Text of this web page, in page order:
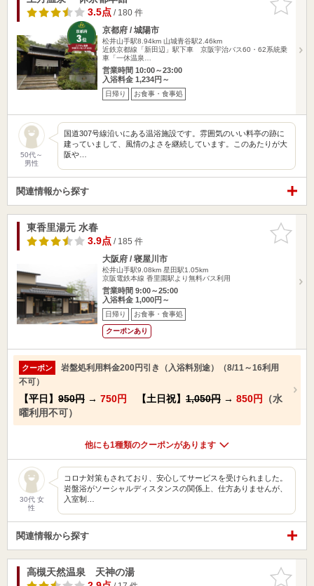
りに追加
3.5点/ 180 件
京都府 / 城陽市
松井山手駅8.94km 山城青谷駅2.46km
近鉄京都線「新田辺」駅下車 京阪宇治バス60・62系統乗
車「一休温泉…
営業時間 10:00～23:00
入浴料金 1,234円～
日帰り お食事・食事処
50代～
男性
国道307号線沿いにある温浴施設です。雰囲気のいい料亭の跡に
建っていまして、風情のよさを継続しています。このあたりが大
阪や…
関連情報から探す
お気に入
りに追加
東香里湯元 水春
3.9点/ 185 件
大阪府 / 寝屋川市
松井山手駅9.08km 星田駅1.05km
京阪電鉄本線 香里園駅より無料バス利用
営業時間 9:00～25:00
入浴料金 1,000円～
日帰り お食事・食事処
クーポンあり
クーポン
岩盤処利用料金200円引き（入浴料別途）（8/11～16利用
不可）
【平日】 950円 → 750円 【土日祝】 1,050円 → 850円
（水
曜利用不可）
他にも1種類のクーポンがあります
30代 女
性
コロナ対策もされており、安心してサービスを受けられました。
岩盤浴がソーシャルディスタンスの関係上、仕方ありませんが、
入室制…
関連情報から探す
お気に入
りに追加
高槻天然温泉 天神の湯